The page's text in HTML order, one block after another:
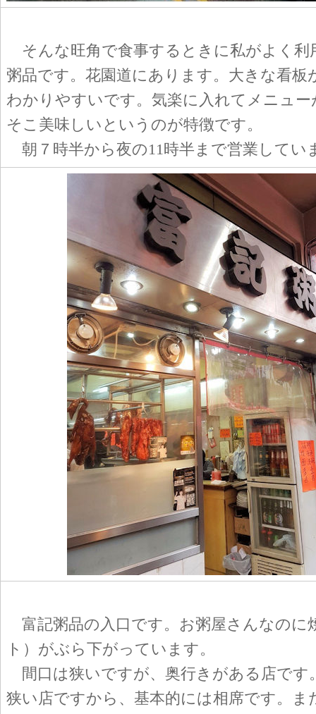
そんな旺角で食事するときに私がよく利
粥品です。花園道にあります。大きな看板
わかりやすいです。気楽に入れてメニュ
そこ美味しいというのが特徴です。
朝７時半から夜の11時半まで営業してい
富記粥品の入口です。お粥屋さんなのに
ト）がぶら下がっています。
間口は狭いですが、奥行きがある店です
狭い店ですから、基本的には相席です。ま